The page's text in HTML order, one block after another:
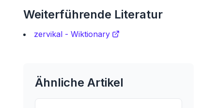
Weiterführende Literatur
zervikal - Wiktionary
Ähnliche Artikel